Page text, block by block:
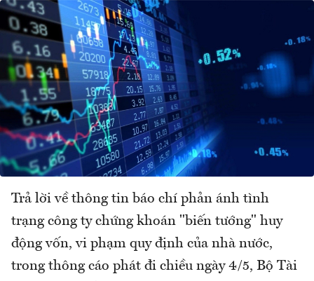
Trả lời về thông tin báo chí phản ánh tình
trạng công ty chứng khoán "biến tướng" huy
động vốn, vi phạm quy định của nhà nước,
trong thông cáo phát đi chiều ngày 4/5, Bộ Tài